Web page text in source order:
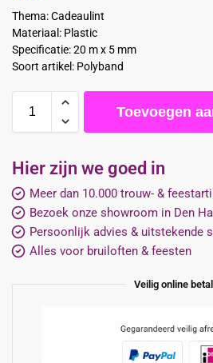
Thema: Cadeaulint
Materiaal: Plastic
Specificatie: 20 m x 5 mm
Soort artikel: Polyband
Toevoegen
Hier zijn we goed in
Meer dan 10.000 trouw- &
Bezoek onze showroom in Den
Persoonlijk advies & uitstekende
Alles voor bruiloften & feesten
Veilig online